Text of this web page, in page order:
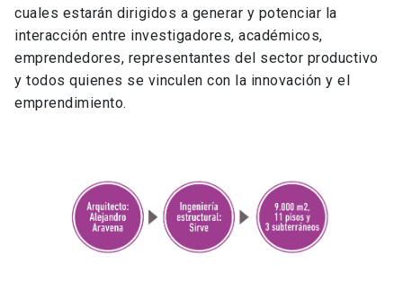
cuales estarán dirigidos a generar y potenciar la
interacción entre investigadores, académicos,
emprendedores, representantes del sector productivo
y todos quienes se vinculen con la innovación y el
emprendimiento.